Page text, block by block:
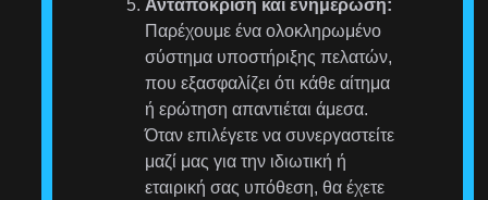
Ανταπόκριση και ενημέρωση:
Παρέχουμε ένα ολοκληρωμένο
σύστημα υποστήριξης πελατών,
που εξασφαλίζει ότι κάθε αίτημα
ή ερώτηση απαντιέται άμεσα.
Όταν επιλέγετε να συνεργαστείτε
μαζί μας για την ιδιωτική ή
εταιρική σας υπόθεση, θα έχετε